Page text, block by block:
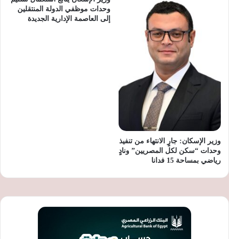
وزير الإسكان: جارٍ الانتهاء من تنفيذ
وحدات “سكن لكل المصريين” ونادٍ
رياضي بمساحة 15 فدانا
وحدات موظفي الدولة المنتقلين
إلى العاصمة الإدارية الجديدة